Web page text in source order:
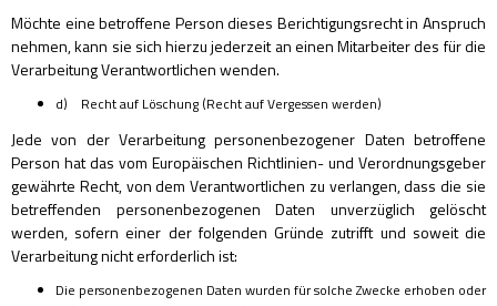
Möchte eine betroffene Person dieses Berichtigungsrecht in Anspruch
nehmen, kann sie sich hierzu jederzeit an einen Mitarbeiter des für die
Verarbeitung Verantwortlichen wenden.
d) Recht auf Löschung (Recht auf Vergessen werden)
Jede von der Verarbeitung personenbezogener Daten betroffene
Person hat das vom Europäischen Richtlinien- und Verordnungsgeber
gewährte Recht, von dem Verantwortlichen zu verlangen, dass die sie
betreffenden personenbezogenen Daten unverzüglich gelöscht
werden, sofern einer der folgenden Gründe zutrifft und soweit die
Verarbeitung nicht erforderlich ist:
Die personenbezogenen Daten wurden für solche Zwecke erhoben oder